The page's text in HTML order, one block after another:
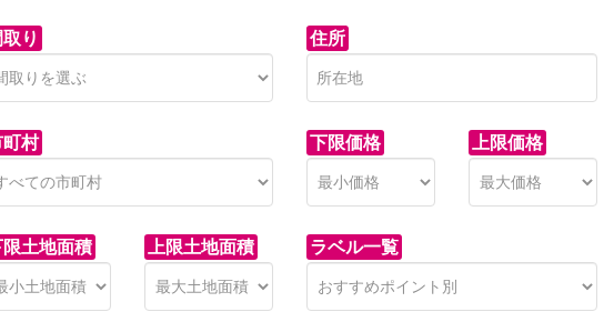
り 住所
村 下限価格 上限価格
土地面積 上限土地面積 ラベル一覧